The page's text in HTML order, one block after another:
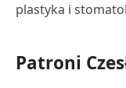
plastyka i
Patroni